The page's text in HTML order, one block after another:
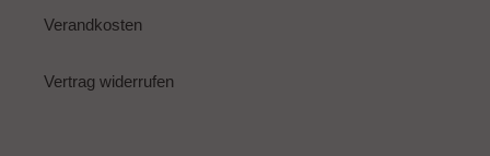
Verandkosten
Vertrag widerrufen